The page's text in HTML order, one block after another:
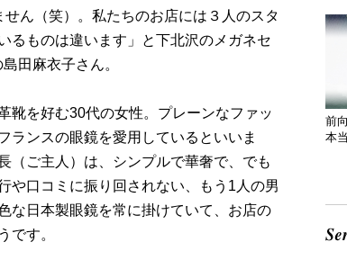
ん（笑）。私たちのお店には３人のスタ
るものは違います」と下北沢のメガネセ
田麻衣子さん。
靴を好む30代の女性。プレーンなファッ
ランスの眼鏡を愛用しているといいま
（ご主人）は、シンプルで華奢で、でも
や口コミに振り回されない、もう1人の男
な日本製眼鏡を常に掛けていて、お店の
です。
前
本